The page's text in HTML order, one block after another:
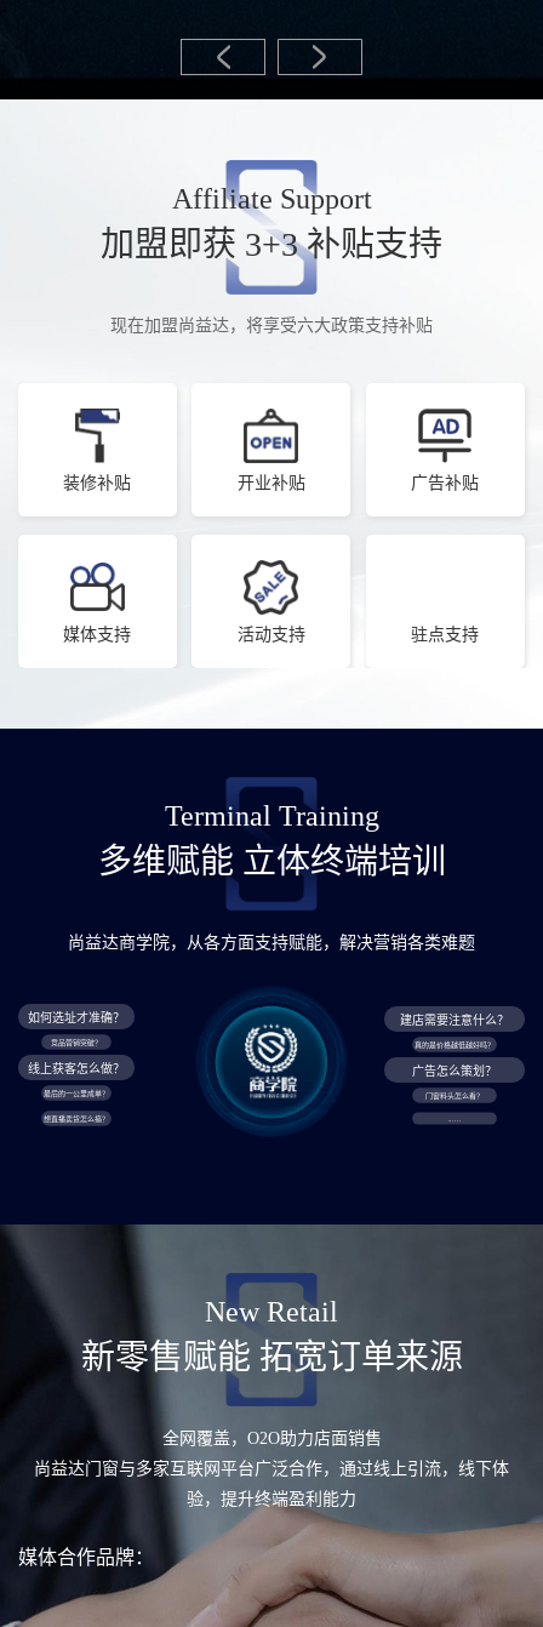
Affiliate Support
加盟即获 3+3 补贴支持
现在加盟尚益达，将享受六大政策支持补贴
装修补贴 开业补贴 广告补贴
媒体支持 活动支持 驻点支持
Terminal Training
多维赋能 立体终端培训
尚益达商学院，从各方面支持赋能，解决营销各类难题
如何选址才准确？
竞品营销突破？
线上获客怎么做？
最后的一公里成单？
想直播卖货怎么搞？
建店需要注意什么？
真的是价格越低越好吗？
广告怎么策划？
门窗料头怎么看？
New Retail
新零售赋能 拓宽订单来源
全网覆盖，O2O助力店面销售
尚益达门窗与多家互联网平台广泛合作，通过线上引流，线下体
验，提升终端盈利能力
媒体合作品牌：